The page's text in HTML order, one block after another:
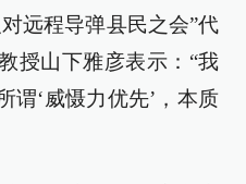
远程导弹县民之会”代
授山下雅彦表示：“我
谓‘威慑力优先’，本质